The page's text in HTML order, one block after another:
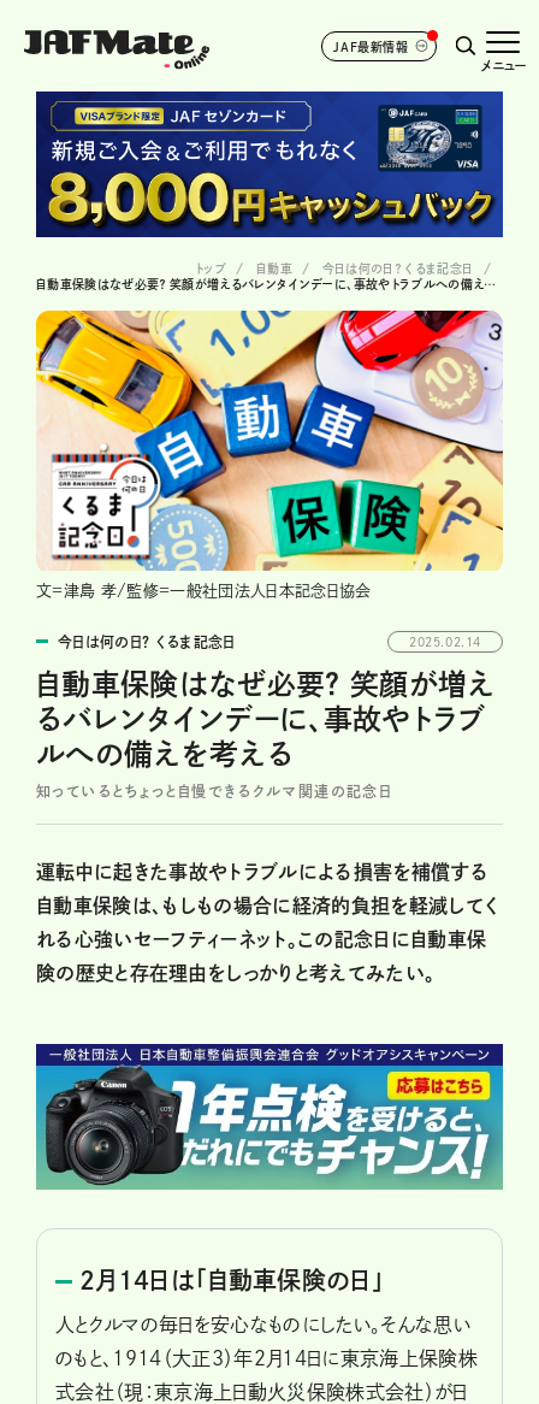
JAF最新情報
メニュー
トップ 自動車
今日は何の日？ くるま記念日
自動車保険はなぜ必要？ 笑顔が増えるバレンタインデーに、事故やトラブルへの備えを考える
文=津島 孝/監修=一般社団法人日本記念日協会
今日は何の日？ くるま記念日 2025.02.14
自動車保険はなぜ必要？ 笑顔が増え
るバレンタインデーに、事故やトラブ
ルへの備えを考える
知っているとちょっと自慢できるクルマ関連の記念日
運転中に起きた事故やトラブルによる損害を補償する
自動車保険は、もしもの場合に経済的負担を軽減してく
れる心強いセーフティーネット。この記念日に自動車保
険の歴史と存在理由をしっかりと考えてみたい。
2月14日は「自動車保険の日」
人とクルマの毎日を安心なものにしたい。そんな思い
のもと、1914（大正3）年2月14日に東京海上保険株
式会社（現：東京海上日動火災保険株式会社）が日